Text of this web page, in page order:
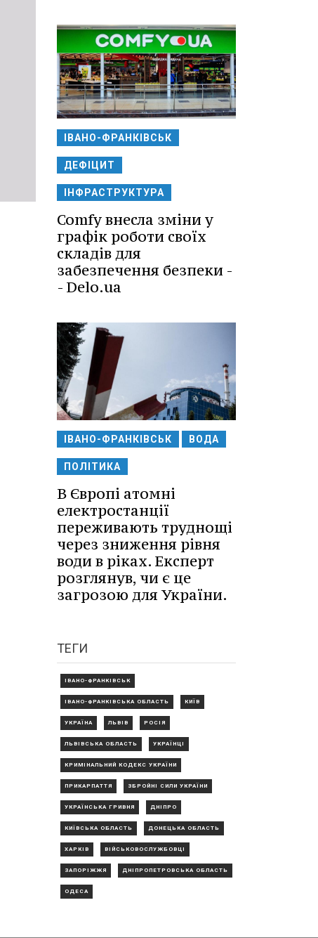
ІВАНО-ФРАНКІВСЬК
ДЕФІЦИТ
ІНФРАСТРУКТУРА
Comfy внесла зміни у
графік роботи своїх
складів для
забезпечення безпеки -
- Delo.ua
ІВАНО-ФРАНКІВСЬК ВОДА
ПОЛІТИКА
В Європі атомні
електростанції
переживають труднощі
через зниження рівня
води в ріках. Експерт
розглянув, чи є це
загрозою для України.
ТЕГИ
ІВАНО-ФРАНКІВСЬК
ІВАНО-ФРАНКІВСЬКА ОБЛАСТЬ КИЇВ
УКРАЇНА ЛЬВІВ РОСІЯ
ЛЬВІВСЬКА ОБЛАСТЬ УКРАЇНЦІ
КРИМІНАЛЬНИЙ КОДЕКС УКРАЇНИ
ПРИКАРПАТТЯ ЗБРОЙНІ СИЛИ УКРАЇНИ
УКРАЇНСЬКА ГРИВНЯ ДНІПРО
КИЇВСЬКА ОБЛАСТЬ ДОНЕЦЬКА ОБЛАСТЬ
ХАРКІВ ВІЙСЬКОВОСЛУЖБОВЦІ
ЗАПОРІЖЖЯ ДНІПРОПЕТРОВСЬКА ОБЛАСТЬ
ОДЕСА